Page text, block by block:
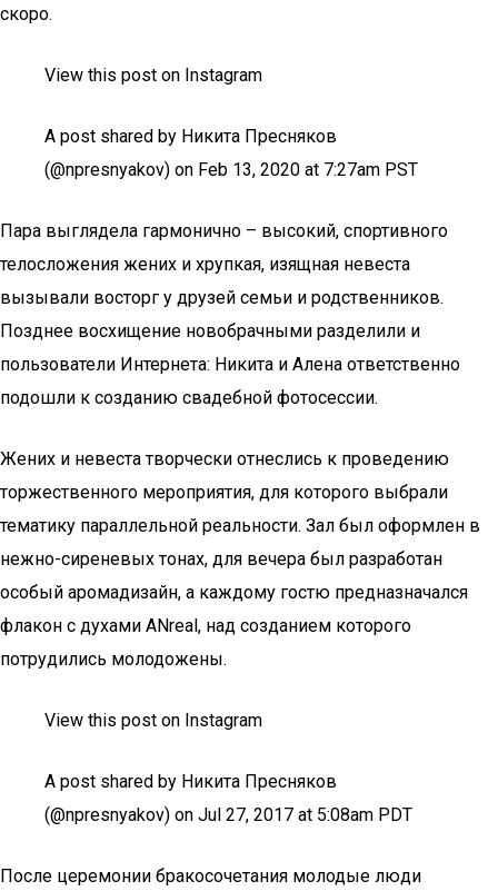
скоро.
View this post on Instagram
A post shared by Никита Пресняков
(@npresnyakov) on Feb 13, 2020 at 7:27am PST
Пара выглядела гармонично – высокий, спортивного
телосложения жених и хрупкая, изящная невеста
вызывали восторг у друзей семьи и родственников.
Позднее восхищение новобрачными разделили и
пользователи Интернета: Никита и Алена ответственно
подошли к созданию свадебной фотосессии.
Жених и невеста творчески отнеслись к проведению
торжественного мероприятия, для которого выбрали
тематику параллельной реальности. Зал был оформлен в
нежно-сиреневых тонах, для вечера был разработан
особый аромадизайн, а каждому гостю предназначался
флакон с духами ANreal, над созданием которого
потрудились молодожены.
View this post on Instagram
A post shared by Никита Пресняков
(@npresnyakov) on Jul 27, 2017 at 5:08am PDT
После церемонии бракосочетания молодые люди